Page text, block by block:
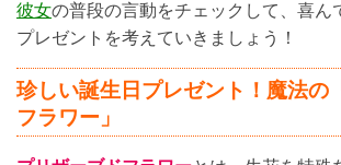
彼女の普段の言動をチェックして、喜ん
プレゼントを考えていきましょう！
珍しい誕生日プレゼント！魔法の
フラワー」